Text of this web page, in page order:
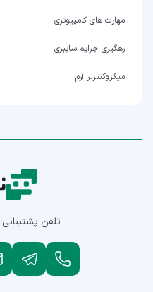
مهارت های کامپیوتری
رهگیری جرایم سایبری
میکروکنترلر آرم
تلفن پشتیبانی: